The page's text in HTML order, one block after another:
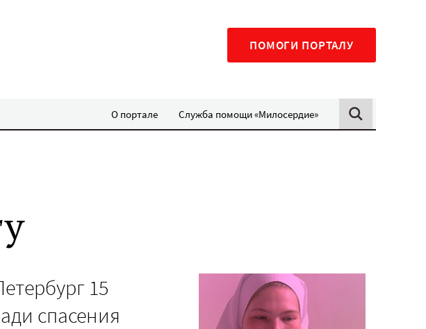
ПОМОГИ ПОРТАЛУ
О портале Служба помощи «Милосердие»
15
спасения